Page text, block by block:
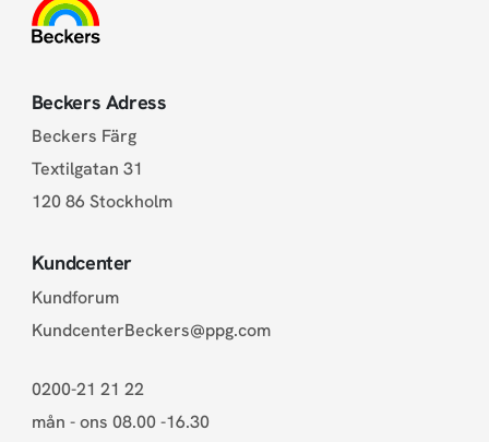
Beckers Adress
Beckers Färg
Textilgatan 31
120 86 Stockholm
Kundcenter
Kundforum
KundcenterBeckers@ppg.com
0200-21 21 22
mån - ons 08.00 -16.30